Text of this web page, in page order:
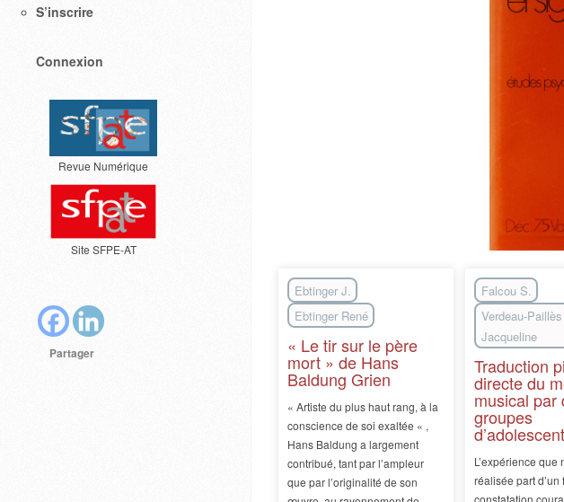
S’inscrire
Connexion
Revue Numérique
Site SFPE-AT
Partager
Ebtinger J.
Ebtinger René
« Le tir sur le père
mort » de Hans
Baldung Grien
« Artiste du plus haut rang, à la
conscience de soi exaltée « ,
Hans Baldung a largement
contribué, tant par l’ampleur
que par l’originalité de son
Falcou S.
Verdeau-Paillès
Jacqueline
Traduction
directe du
musical par
groupes
L’expérience que
réalisée part d’un
constatation